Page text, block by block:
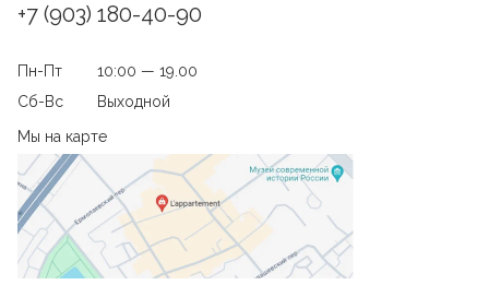
+7 (903) 180-40-90
Пн-Пт
10:00 — 19.00
Сб-Вс
Выходной
Мы на карте